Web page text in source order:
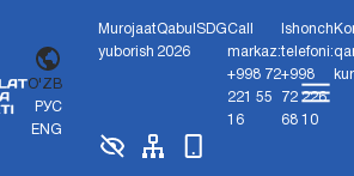
O'ZB
РУС
ENG
Murojaat
yuborish
Qabul
2026
SDGCall
markaz:
+998 72
221 55
16
Ishonch
telefoni:
+998
72 226
68 10